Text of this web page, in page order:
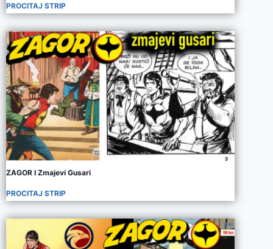
PROCITAJ STRIP
ZAGOR I Zmajevi Gusari
PROCITAJ STRIP